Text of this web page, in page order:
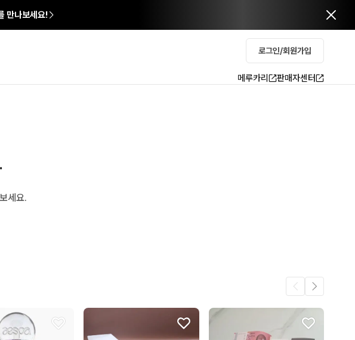
만나보세요!
로그인/회원가입
메루카리 판매자센터
세요.